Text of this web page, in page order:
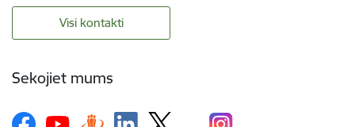
Visi kontakti
Sekojiet mums